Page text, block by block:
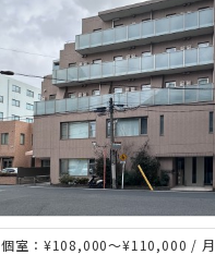
個室：¥108,000～¥110,000 / 月